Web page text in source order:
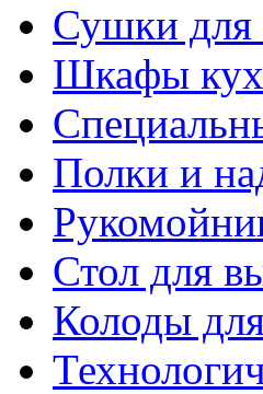
Сушки для
Шкафы
Полки и
Стол для
Колоды